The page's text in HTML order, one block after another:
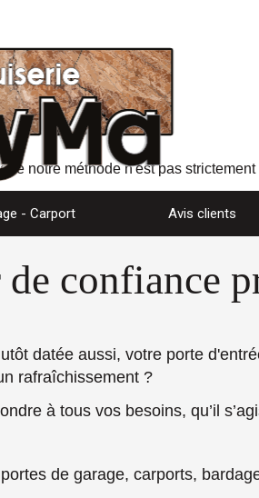
notre méthode n'est pas
- Carport Avis clients
confiance
datée aussi, votre porte
rafraîchissement ?
à tous vos besoins, qu’il
de garage, carports,